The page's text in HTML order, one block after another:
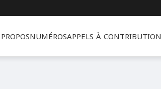
NUMÉROSAPPELS À CONTRIBUTION